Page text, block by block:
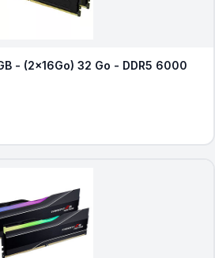
- (2x16Go) 32 Go - DDR5 6000